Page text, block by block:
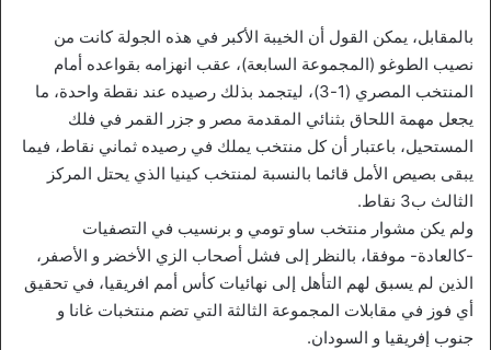
بالمقابل، يمكن القول أن الخيبة الأكبر في هذه الجولة كانت من
نصيب الطوغو (المجموعة السابعة)، عقب انهزامه بقواعده أمام
المنتخب المصري (1-3)، ليتجمد بذلك رصيده عند نقطة واحدة، ما
يجعل مهمة اللحاق بثنائي المقدمة مصر و جزر القمر في فلك
المستحيل، باعتبار أن كل منتخب يملك في رصيده ثماني نقاط، فيما
يبقى بصيص الأمل قائما بالنسبة لمنتخب كينيا الذي يحتل المركز
الثالث ب3 نقاط.
ولم يكن مشوار منتخب ساو تومي و برنسيب في التصفيات
-كالعادة- موفقا، بالنظر إلى فشل أصحاب الزي الأخضر و الأصفر،
الذين لم يسبق لهم التأهل إلى نهائيات كأس أمم افريقيا، في تحقيق
أي فوز في مقابلات المجموعة الثالثة التي تضم منتخبات غانا و
جنوب إفريقيا و السودان.